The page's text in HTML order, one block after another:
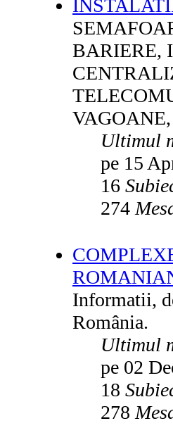
BARIERE,
Ultimul
pe 15
16
274
Informatii,
România.
Ultimul
pe 02
18
278